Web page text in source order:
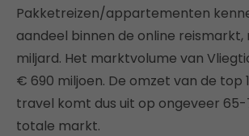
Pakketreizen/appartementen
aandeel binnen de online reismarkt,
miljard. Het marktvolume van
€ 690 miljoen. De omzet van de top
travel komt dus uit op ongeveer 65-
totale markt.